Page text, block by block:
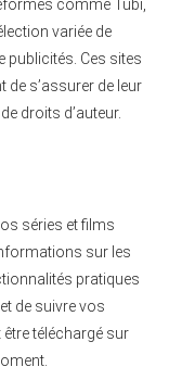
comme Tubi,
variée de
publicités. Ces sites
s’assurer de leur
droits d’auteur.
séries et films
sur les
pratiques
de suivre vos
téléchargé sur